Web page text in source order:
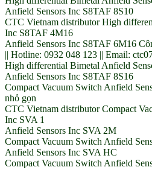
Anfield Sensors Inc S8TAF 8S10
CTC Vietnam distributor High
Inc S8TAF 4M16
Anfield Sensors Inc S8TAF 6M16
|| Hotline: 0932 048 123 || Email:
High differential Bimetal Anfield
Anfield Sensors Inc S8TAF 8S16
Compact Vacuum Switch Anfield
nhỏ gọn
CTC Vietnam distributor Compact
Inc SVA 1
Anfield Sensors Inc SVA 2M
Compact Vacuum Switch Anfield
Anfield Sensors Inc SVA HC
Compact Vacuum Switch Anfield